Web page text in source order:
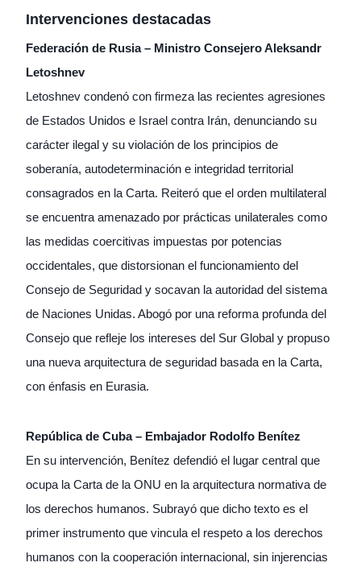
Intervenciones destacadas
Federación de Rusia – Ministro Consejero Aleksandr
Letoshnev
Letoshnev condenó con firmeza las recientes agresiones
de Estados Unidos e Israel contra Irán, denunciando su
carácter ilegal y su violación de los principios de
soberanía, autodeterminación e integridad territorial
consagrados en la Carta. Reiteró que el orden multilateral
se encuentra amenazado por prácticas unilaterales como
las medidas coercitivas impuestas por potencias
occidentales, que distorsionan el funcionamiento del
Consejo de Seguridad y socavan la autoridad del sistema
de Naciones Unidas. Abogó por una reforma profunda del
Consejo que refleje los intereses del Sur Global y propuso
una nueva arquitectura de seguridad basada en la Carta,
con énfasis en Eurasia.
República de Cuba – Embajador Rodolfo Benítez
En su intervención, Benítez defendió el lugar central que
ocupa la Carta de la ONU en la arquitectura normativa de
los derechos humanos. Subrayó que dicho texto es el
primer instrumento que vincula el respeto a los derechos
humanos con la cooperación internacional, sin injerencias